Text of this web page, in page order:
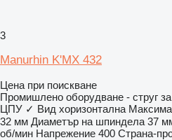
3
Manurhin K'MX 432
Цена при поискване
Промишлено оборудване - струг
ЦПУ ✓ Вид хоризонтална
32 мм Диаметър на шпиндела 37
об/мин Напрежение 400 Страна-